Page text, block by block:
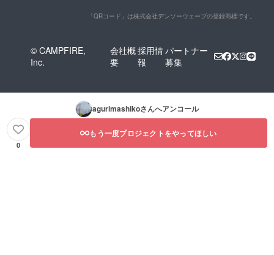
「QRコード」は株式会社デンソーウェーブの登録商標です。
© CAMPFIRE,
Inc.
会社概
要
採用情
報
パートナー
募集
agurimashikoさんへアンコール
0
もう一度プロジェクトをやってほしい